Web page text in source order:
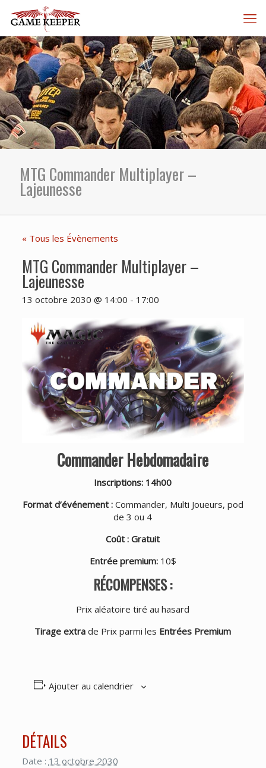
MTG Commander Multiplayer –
Lajeunesse
« Tous les Évènements
MTG Commander Multiplayer –
Lajeunesse
13 octobre 2030 @ 14:00 - 17:00
Commander Hebdomadaire
Inscriptions: 14h00
Format d’événement : Commander, Multi Joueurs, pod
de 3 ou 4
Coût : Gratuit
Entrée premium:10$
RÉCOMPENSES :
Prix aléatoire tiré au hasard
Tirage extra de Prix parmi les Entrées Premium
Ajouter au calendrier
DÉTAILS
Date : 13 octobre 2030